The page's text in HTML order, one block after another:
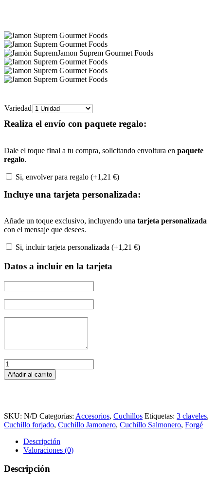
Variedad
Realiza el envío con paquete regalo:
Dale el toque final a tu compra, solicitando envoltura en paquete
regalo.
Si, envolver para regalo (+1,21 €)
Incluye una tarjeta personalizada:
Añade un toque exclusivo, incluyendo una tarjeta personalizada
con el mensaje que desees.
Si, incluir tarjeta personalizada (+1,21 €)
Datos a incluir en la tarjeta
Cuchillo
Salmonero
Jamonero
30
Cm.
Añadir al carrito
SKU: N/D Categorías: Accesorios, Cuchillos Etiquetas: 3 claveles,
Cuchillo forjado, Cuchillo Jamonero, Cuchillo Salmonero, Forgé
Descripción
Valoraciones (0)
Descripción